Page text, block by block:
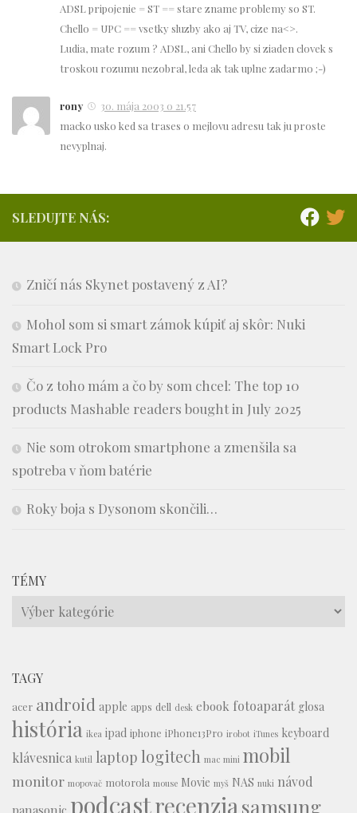
ADSL pripojenie = ST == stare zname problemy so ST.
Chello = UPC == vsetky sluzby ako aj TV, cize na<>.
Ludia, mate rozum ? ADSL, ani Chello by si ziaden clovek s
troskou rozumu nezobral, leda ak tak uplne zadarmo ;-)
rony
30. mája 2003 o 21.57
macko usko ked sa trases o mejlovu adresu tak ju proste
nevyplnaj.
SLEDUJTE NÁS:
Zničí nás Skynet postavený z AI?
Mohol som si smart zámok kúpiť aj skôr: Nuki
Smart Lock Pro
Čo z toho mám a čo by som chcel: The top 10
products Mashable readers bought in July 2025
Nie som otrokom smartphone a zmenšila sa
spotreba v ňom batérie
Roky boja s Dysonom skončili…
TÉMY
Témy
TAGY
acer android apple apps dell desk ebook fotoaparát glosa
história ikea ipad iphone iPhone13Pro irobot iTunes keyboard
klávesnica kutil laptop logitech mac mini mobil
monitor mopovač motorola mouse Movie myš NAS nuki návod
panasonic podcastrecenzia samsung